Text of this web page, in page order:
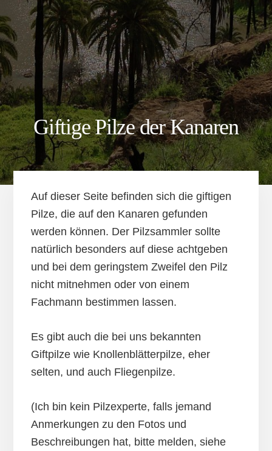
Giftige Pilze der Kanaren
Auf dieser Seite befinden sich die giftigen
Pilze, die auf den Kanaren gefunden
werden können. Der Pilzsammler sollte
natürlich besonders auf diese achtgeben
und bei dem geringstem Zweifel den Pilz
nicht mitnehmen oder von einem
Fachmann bestimmen lassen.
Es gibt auch die bei uns bekannten
Giftpilze wie Knollenblätterpilze, eher
selten, und auch Fliegenpilze.
(Ich bin kein Pilzexperte, falls jemand
Anmerkungen zu den Fotos und
Beschreibungen hat, bitte melden, siehe